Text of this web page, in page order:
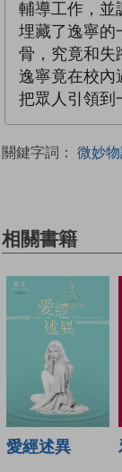
輔導工作，並
埋藏了逸寧的
骨，究竟和失
逸寧竟在校內
把眾人引領
關鍵字詞： 微妙
相關書籍
愛經述異